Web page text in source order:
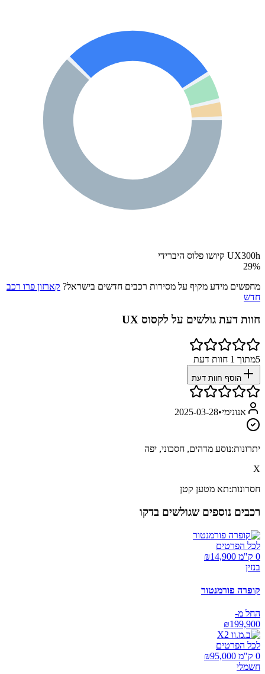
UX300h קיושו פלוס היברידי
29%
מחפשים מידע מקיף על מסירות רכבים חדשים בישראל? קארזון פרו רכב
חדש
חוות דעת גולשים על לקסוס UX
5מתוך 1 חוות דעת
הוסף חוות דעת
אנונימי•
2025-03-28
יתרונות:נוסע מדהים, חסכוני, יפה
X
חסרונות:תא מטען קטן
רכבים נוספים שגולשים בדקו
לכל הפרטים
0 ק"מ ₪
14,900
בנזין
קופרה פורמנטור
החל מ-
₪199,900
לכל הפרטים
0 ק"מ ₪
95,000
חשמלי